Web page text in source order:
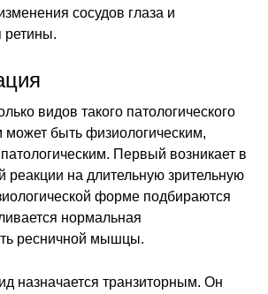
сосудов глаза и
ретины.
видов такого патологического
может быть физиологическим,
Первый возникает в
реакции на длительную зрительную
форме подбираются
нормальная
ресничной мышцы.
назначается транзиторным. Он